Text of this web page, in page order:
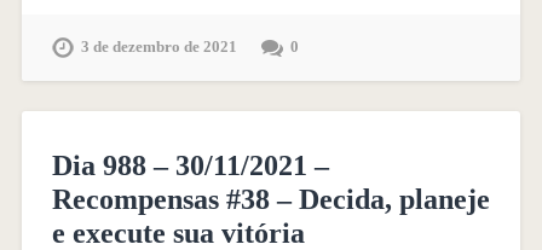
3 de dezembro de 2021 0
Dia 988 – 30/11/2021 –
Recompensas #38 – Decida, planeje
e execute sua vitória